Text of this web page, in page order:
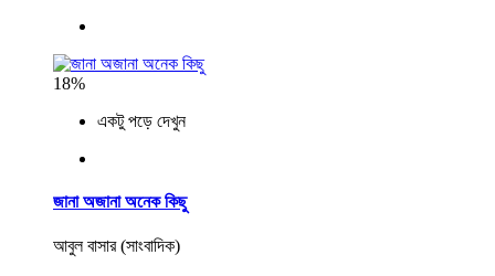
18%
একটু পড়ে দেখুন
জানা অজানা অনেক কিছু
আবুল বাসার (সাংবাদিক)